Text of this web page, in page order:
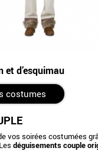
et d’esquimau
costumes
vos soirées costumées
déguisements couple